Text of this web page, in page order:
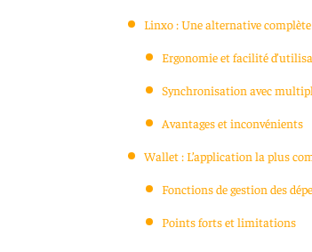
Linxo : Une alternative
Ergonomie et facilité
Synchronisation avec
Avantages et inconvénients
Wallet : L’application la plus
Fonctions de gestion des
Points forts et limitations